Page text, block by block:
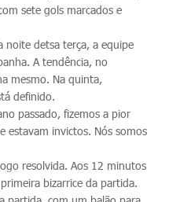
sete gols marcados e
noite detsa terça, a equipe
A tendência, no
mesmo. Na quinta,
definido.
passado, fizemos a pior
estavam invictos. Nós somos
resolvida. Aos 12 minutos
bizarrice da partida.